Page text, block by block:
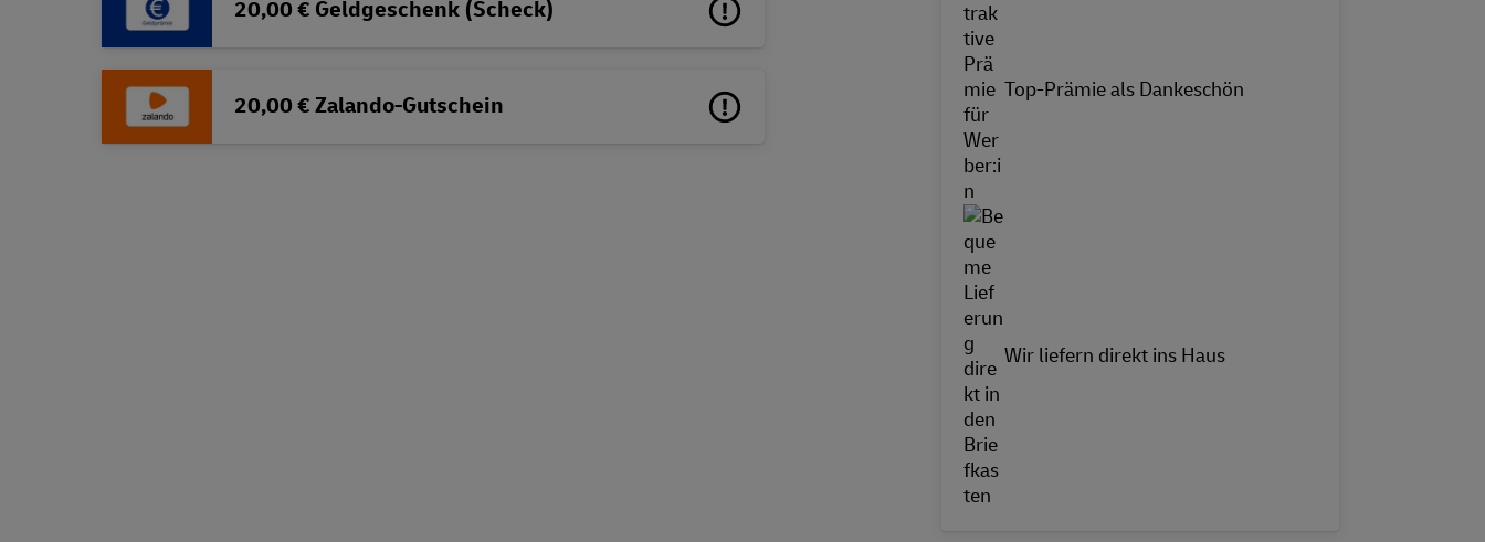
20,00 € Geldgeschenk (Scheck)
20,00 € Zalando-Gutschein
Top-Prämie als Dankeschön
Wir liefern direkt ins Haus